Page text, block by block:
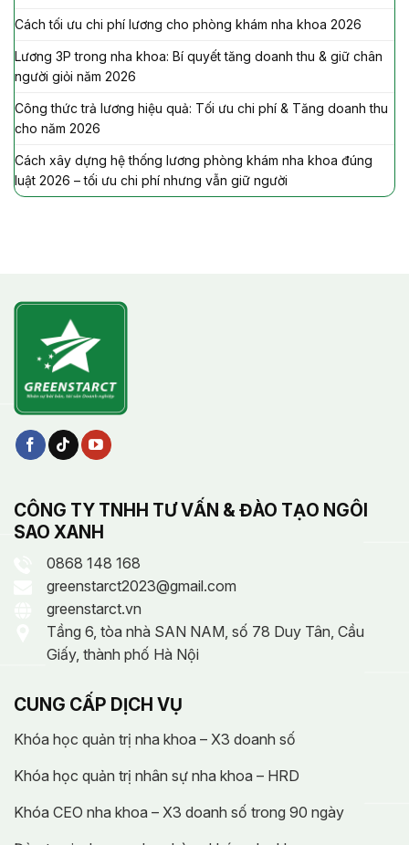
Cách tối ưu chi phí lương cho phòng khám nha khoa 2026
Lương 3P trong nha khoa: Bí quyết tăng doanh thu & giữ chân
người giỏi năm 2026
Công thức trả lương hiệu quả: Tối ưu chi phí & Tăng doanh thu
cho năm 2026
Cách xây dựng hệ thống lương phòng khám nha khoa đúng
luật 2026 – tối ưu chi phí nhưng vẫn giữ người
CÔNG TY TNHH TƯ VẤN & ĐÀO TẠO NGÔI
SAO XANH
0868 148 168
greenstarct2023@gmail.com
greenstarct.vn
Tầng 6, tòa nhà SAN NAM, số 78 Duy Tân, Cầu
Giấy, thành phố Hà Nội
CUNG CẤP DỊCH VỤ
Khóa học quản trị nha khoa – X3 doanh số
Khóa học quản trị nhân sự nha khoa – HRD
Khóa CEO nha khoa – X3 doanh số trong 90 ngày